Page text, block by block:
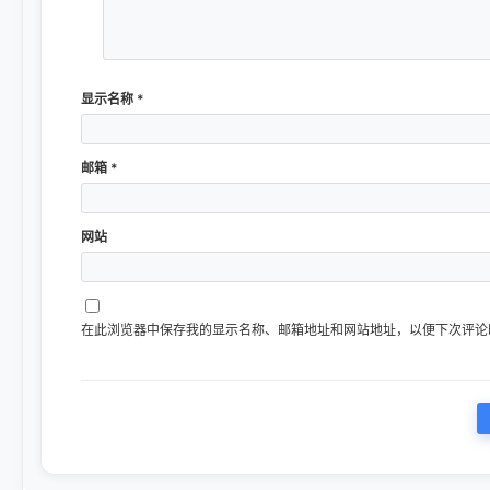
显示名称 *
邮箱 *
网站
在此浏览器中保存我的显示名称、邮箱地址和网站地址，以便下次评